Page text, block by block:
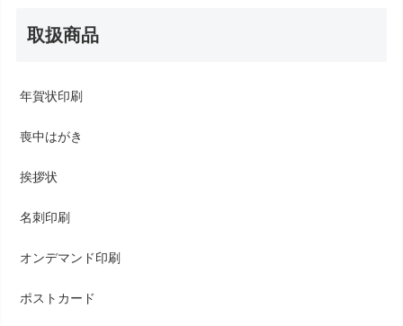
取扱商品
年賀状印刷
喪中はがき
挨拶状
名刺印刷
オンデマンド印刷
ポストカード